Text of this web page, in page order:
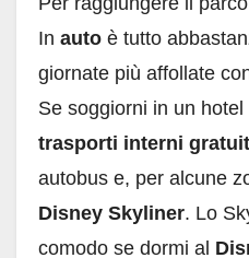
In auto è tutto
giornate più affollate
Se soggiorni in un
trasporti interni
autobus e, per alcune
Disney Skyliner. Lo
comodo se dormi al